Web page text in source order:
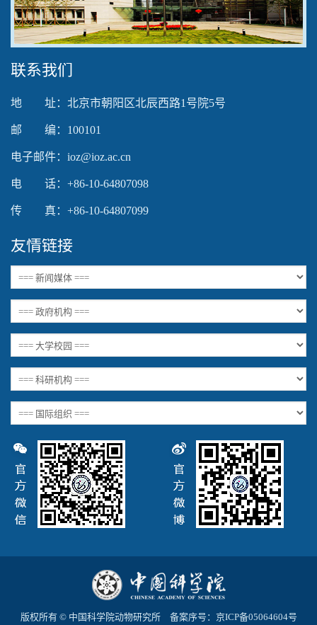
Video
联系我们
地 址：北京市朝阳区北辰西路1号院5号
邮 编：100101
电子邮件：ioz@ioz.ac.cn
电 话：+86-10-64807098
传 真：+86-10-64807099
友情链接
版权所有 © 中国科学院动物研究所 备案序号： 京ICP备05064604号